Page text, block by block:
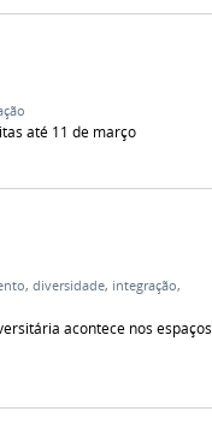
até 11 de março
, diversidade, integração,
acontece nos espaços